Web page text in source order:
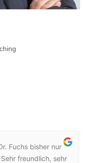
Fuchs bisher nur
freundlich, sehr